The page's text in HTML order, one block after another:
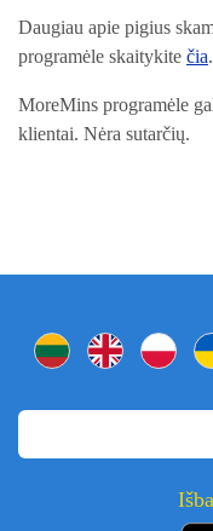
Daugiau apie pigius
programėle skaitykite čia
MoreMins programėle
klientai. Nėra sutarčių.